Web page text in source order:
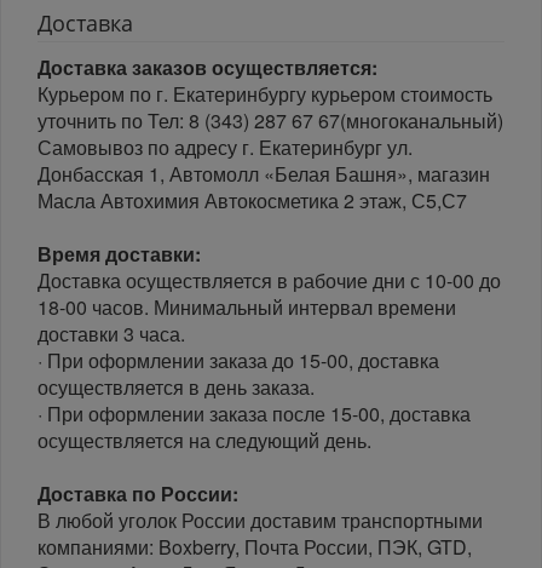
Доставка
Доставка заказов осуществляется:
Курьером по г. Екатеринбургу курьером стоимость
уточнить по Тел: 8 (343) 287 67 67(многоканальный)
Самовывоз по адресу г. Екатеринбург ул.
Донбасская 1, Автомолл «Белая Башня», магазин
Масла Автохимия Автокосметика 2 этаж, С5,С7
Время доставки:
Доставка осуществляется в рабочие дни с 10-00 до
18-00 часов. Минимальный интервал времени
доставки 3 часа.
· При оформлении заказа до 15-00, доставка
осуществляется в день заказа.
· При оформлении заказа после 15-00, доставка
осуществляется на следующий день.
Доставка по России:
В любой уголок России доставим транспортными
компаниями: Boxberry, Почта России, ПЭК, GTD,